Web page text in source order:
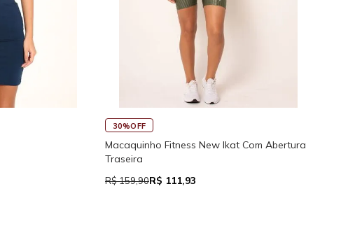
30%OFF
Macaquinho Fitness New Ikat Com Abertura
Traseira
R$ 159,90R$ 111,93